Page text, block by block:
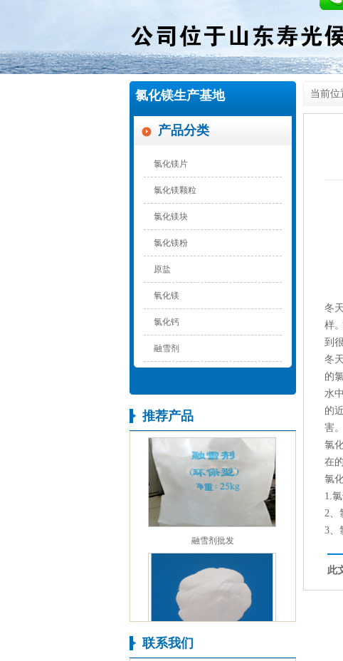
氯化镁生产基地
产品分类
氯化镁片
氯化镁颗粒
氯化镁块
氯化镁粉
原盐
氧化镁
氯化钙
融雪剂
推荐产品氯化镁黄片
联系我们
当前位
冬
样。
到
冬
的
水
的
害。
氯
在
氯
1.
2、
3、
此